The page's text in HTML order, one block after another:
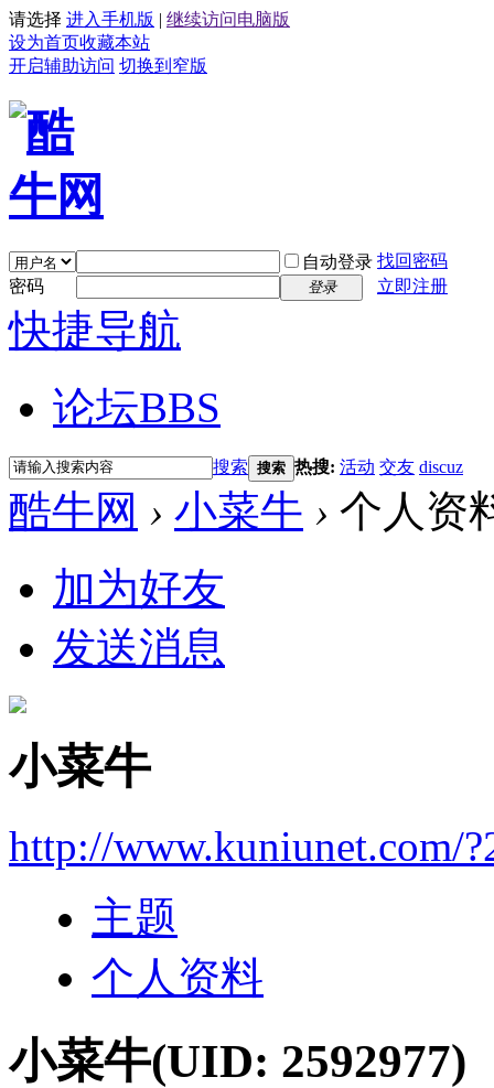
请选择 进入手机版 | 继续访问电脑版
设为首页收藏本站
开启辅助访问 切换到窄版
自动登录 找回密码
密码
登录 立即注册
快捷导航
论坛BBS
搜索 搜索 热搜: 活动 交友 discuz
酷牛网 › 小菜牛 › 个人资
加为好友
发送消息
小菜牛
http://www.kuniunet.com/
主题
个人资料
小菜牛(UID: 2592977)